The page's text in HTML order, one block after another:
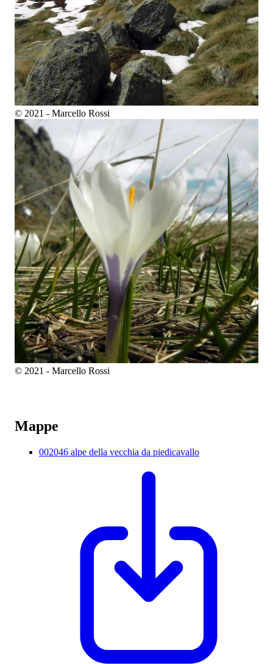
© 2021 - Marcello Rossi
© 2021 - Marcello Rossi
Mappe
002046 alpe della vecchia da piedicavallo